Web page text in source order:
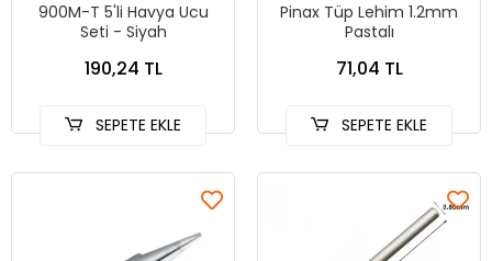
900M-T 5'li Havya Ucu
Seti - Siyah
190,24 TL
SEPETE EKLE
Pinax Tüp Lehim 1.2mm
Pastalı
71,04 TL
SEPETE EKLE